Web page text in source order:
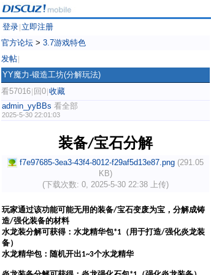
登录 立即注册
官方论坛 > 3.7游戏特色
发帖
YY魔力-锻造工坊(分解玩法)
看57016 回0 收藏
admin_yyBBs 看全部
2025-5-30 22:01:03
装备/宝石分解
f7e97685-3ea3-43f4-8012-f29af5d13e87.png (291.05
KB)
(下载次数: 0, 2025-5-30 22:38 上传)
玩家通过该功能可能无用的装备/宝石变废为宝，分解成铸
造/强化装备的材料
水龙装分解可获得：水龙精华包*1 （用于打造/强化炎龙装
备）
水龙精华包：随机开出1~3个水龙精华